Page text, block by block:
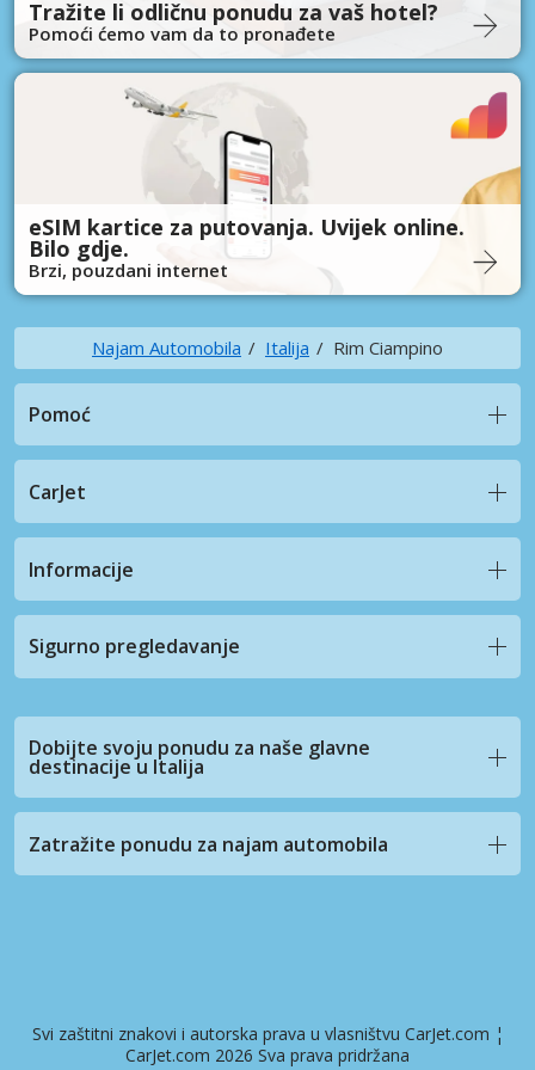
Tražite li odličnu ponudu za vaš hotel?
Pomoći ćemo vam da to pronađete
eSIM kartice za putovanja. Uvijek online.
Bilo gdje.
Brzi, pouzdani internet
Najam Automobila Italija Rim Ciampino
Pomoć
CarJet
Informacije
Sigurno pregledavanje
Dobijte svoju ponudu za naše glavne
destinacije u Italija
Zatražite ponudu za najam automobila
Svi zaštitni znakovi i autorska prava u vlasništvu CarJet.com ¦
CarJet.com 2026 Sva prava pridržana